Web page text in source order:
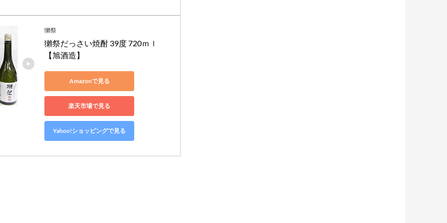
獺祭
獺祭だっさい焼酎 39度 720ｍｌ
【旭酒造】
Amazonで見る
楽天市場で見る
Yahoo!ショッピングで見る